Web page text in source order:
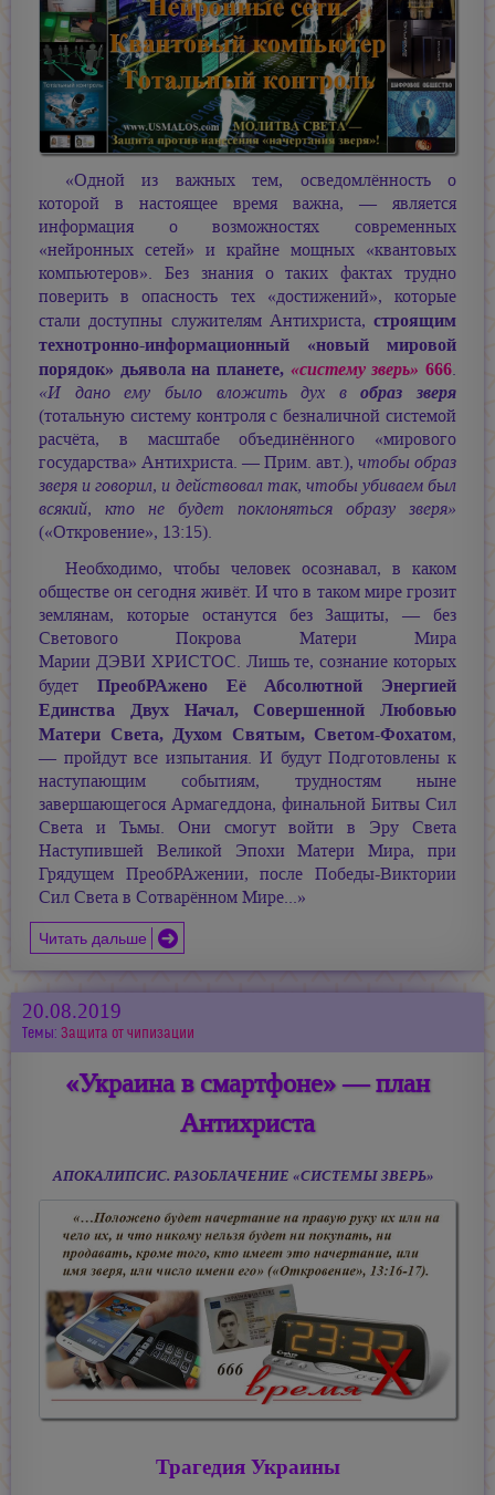
«Одной из важных тем, осведомлённость о
которой в настоящее время важна, — является
информация о возможностях современных
«нейронных сетей» и крайне мощных «квантовых
компьютеров». Без знания о таких фактах трудно
поверить в опасность тех «достижений», которые
стали доступны служителям Антихриста, строящим
технотронно-информационный «новый мировой
порядок» дьявола на планете, «систему зверь» 666.
«И дано ему было вложить дух вобраз зверя
(тотальную систему контроля с безналичной системой
расчёта, в масштабе объединённого «мирового
государства» Антихриста. — Прим. авт.), чтобы образ
зверя и говорил, и действовал так, чтобы убиваем был
всякий, кто не будет поклоняться образу зверя»
(«Откровение», 13:15).
Необходимо, чтобы человек осознавал, в каком
обществе он сегодня живёт. И что в таком мире грозит
землянам, которые останутся без Защиты, — без
Светового Покрова Матери Мира
Марии ДЭВИ ХРИСТОС. Лишь те, сознание которых
будет ПреобРАжено Её Абсолютной Энергией
Единства Двух Начал, Совершенной Любовью
Матери Света, Духом Святым, Светом-Фохатом,
— пройдут все изпытания. И будут Подготовлены к
наступающим событиям, трудностям ныне
завершающегося Армагеддона, финальной Битвы Сил
Света и Тьмы. Они смогут войти в Эру Света
Наступившей Великой Эпохи Матери Мира, при
Грядущем ПреобРАжении, после Победы-Виктории
Сил Света в Сотварённом Мире...»
Читать дальше
20.08.2019
Темы: Защита от чипизации
«Украина в смартфоне» — план
Антихриста
АПОКАЛИПСИС. РАЗОБЛАЧЕНИЕ «СИСТЕМЫ ЗВЕРЬ»
Трагедия Украины